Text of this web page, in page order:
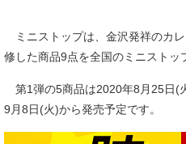
ミニストップは、金沢発祥のカ
修した商品9点を全国のミニストッ
第1弾の5商品は2020年8月25日(
9月8日(火)から発売予定です。